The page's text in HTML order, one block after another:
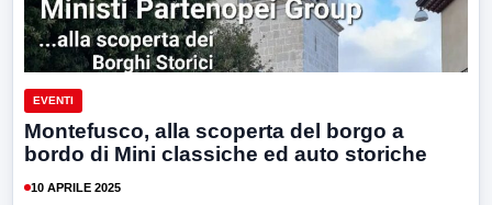
EVENTI
Montefusco, alla scoperta del borgo a
bordo di Mini classiche ed auto storiche
10 APRILE 2025